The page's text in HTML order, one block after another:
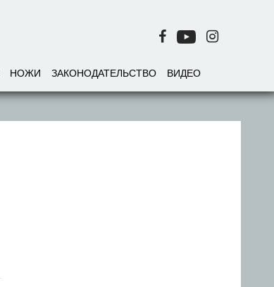
НОЖИ ЗАКОНОДАТЕЛЬСТВО ВИДЕО